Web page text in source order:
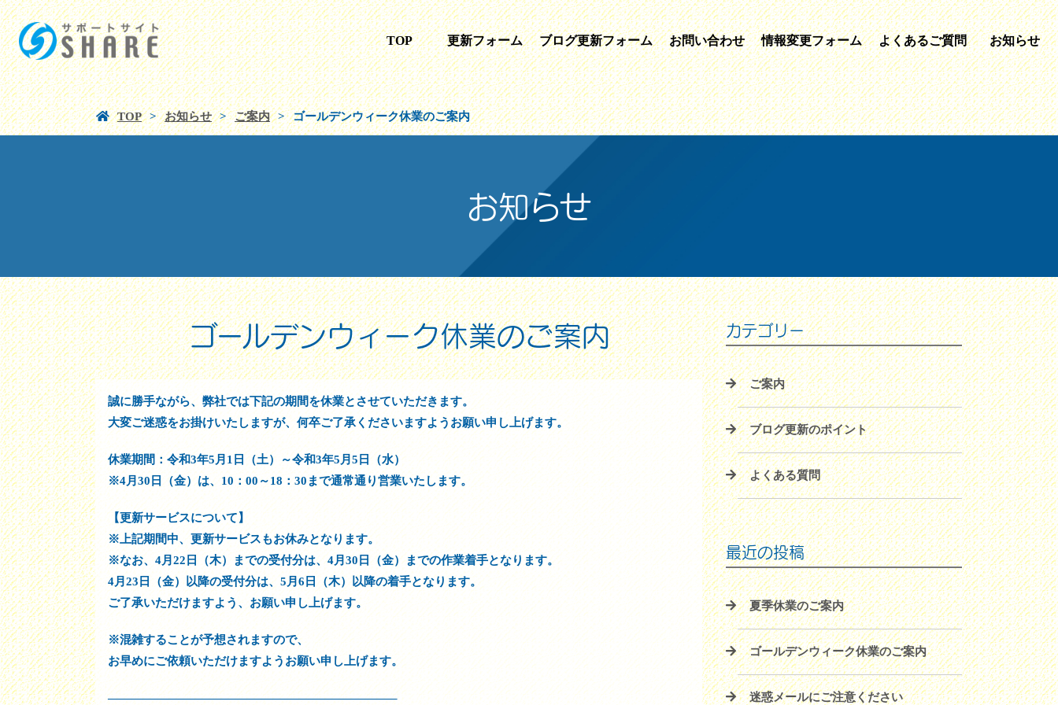
TOP 更新フォーム ブログ更新フォーム お問い合わせ 情報変更フォーム よくあるご質問 お知らせ
TOP お知らせ ご案内 ゴールデンウィーク休業のご案内
お知らせ
ゴールデンウィーク休業のご案内
誠に勝手ながら、弊社では下記の期間を休業とさせていただきます。
大変ご迷惑をお掛けいたしますが、何卒ご了承くださいますようお願い申し上げます。
休業期間：令和3年5月1日（土）～令和3年5月5日（水）
※4月30日（金）は、10：00～18：30まで通常通り営業いたします。
【更新サービスについて】
※上記期間中、更新サービスもお休みとなります。
※なお、4月22日（木）までの受付分は、4月30日（金）までの作業着手となります。
4月23日（金）以降の受付分は、5月6日（木）以降の着手となります。
ご了承いただけますよう、お願い申し上げます。
※混雑することが予想されますので、
お早めにご依頼いただけますようお願い申し上げます。
————————————————————————–
カテゴリー
ご案内
ブログ更新のポイント
よくある質問
最近の投稿
夏季休業のご案内
ゴールデンウィーク休業のご案内
迷惑メールにご注意ください